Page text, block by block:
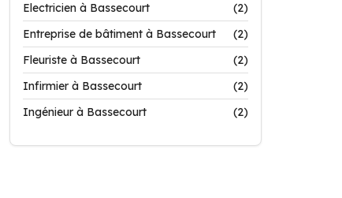
Electricien à Bassecourt
(2)
Entreprise de bâtiment à Bassecourt
(2)
Fleuriste à Bassecourt
(2)
Infirmier à Bassecourt
(2)
Ingénieur à Bassecourt
(2)